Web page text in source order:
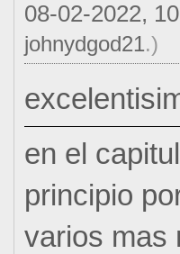
08-02-2022,
johnydgod21.)
en el
principio
varios mas